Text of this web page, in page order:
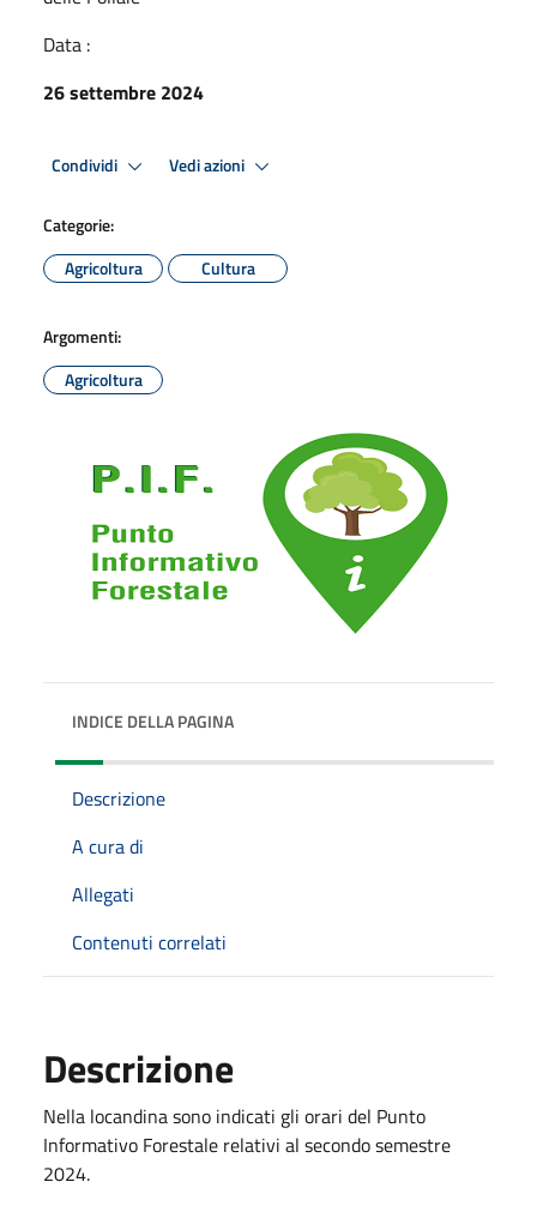
Data :
26 settembre 2024
Condividi Vedi azioni
Categorie:
Agricoltura
Cultura
Argomenti:
Agricoltura
INDICE DELLA PAGINA
Descrizione
A cura di
Allegati
Contenuti correlati
Descrizione
Nella locandina sono indicati gli orari del Punto
Informativo Forestale relativi al secondo semestre
2024.